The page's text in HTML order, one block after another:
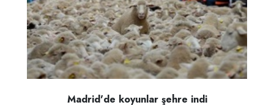
Madrid'de koyunlar şehre indi